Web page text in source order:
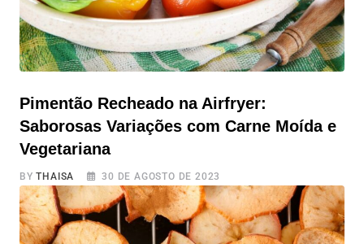
Pimentão Recheado na Airfryer:
Saborosas Variações com Carne Moída e
Vegetariana
BYTHAISA 30 DE AGOSTO DE 2023
Pimentão Recheado na Airfryer: Saborosas Variações
com Carne Moída e Vegetariana O pimentão recheado é